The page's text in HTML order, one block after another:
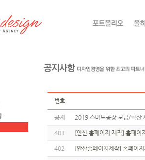
번호
공지 2019 스마트공장 보급/확
403 [안산 홈페이지 제작] 홈페이
402 [안산홈페이지제작] 홈페이